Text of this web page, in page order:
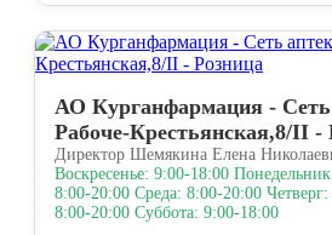
АО Курганфармация - Сеть
Рабоче-Крестьянская,8/II -
Директор Шемякина Елена
Воскресенье: 9:00-18:00
8:00-20:00 Среда: 8:00-20:00
8:00-20:00 Суббота: 9:00-18:00